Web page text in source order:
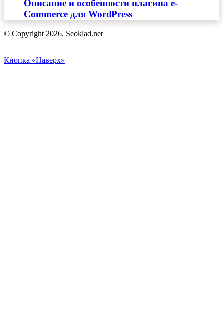
Описание и особенности плагина e-
Commerce для WordPress
© Copyright 2026, Seoklad.net
Кнопка «Наверх»